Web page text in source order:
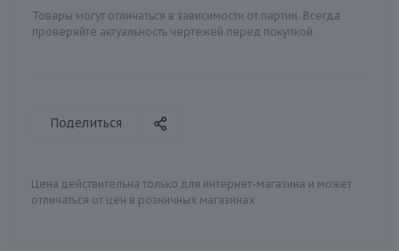
Товары могут отличаться в зависимости от партии. Всегда
проверяйте актуальность чертежей перед покупкой.
Поделиться
Цена действительна только для интернет-магазина и может
отличаться от цен в розничных магазинах